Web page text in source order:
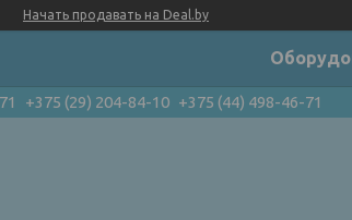
Начать продавать на Deal.by
+375 (29) 204-84-10 +375 (44) 498-46-71